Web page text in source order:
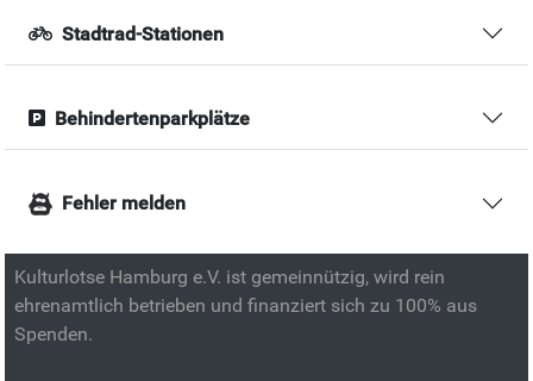
Stadtrad-Stationen
Behindertenparkplätze
Fehler melden
Kulturlotse Hamburg e.V. ist gemeinnützig, wird rein
ehrenamtlich betrieben und finanziert sich zu 100% aus
Spenden.